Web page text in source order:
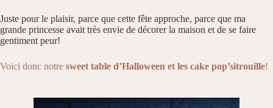
Juste pour le plaisir, parce que cette fête approche, parce que ma
grande princesse avait très envie de décorer la maison et de se faire
gentiment peur!
Voici donc notre sweet table d’Halloween et les cake pop’sitrouille!